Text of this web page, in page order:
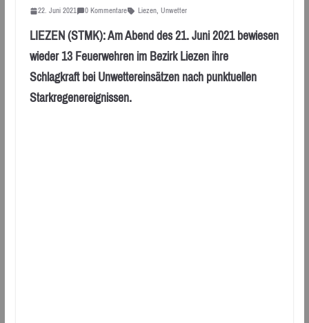
22. Juni 2021 0 Kommentare Liezen, Unwetter
LIEZEN (STMK): Am Abend des 21. Juni 2021 bewiesen
wieder 13 Feuerwehren im Bezirk Liezen ihre
Schlagkraft bei Unwettereinsätzen nach punktuellen
Starkregenereignissen.